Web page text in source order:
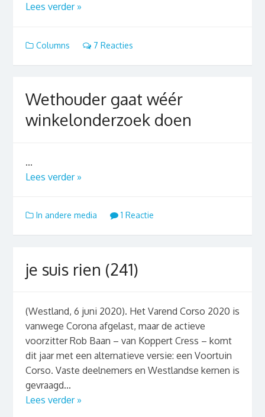
Lees verder »
Columns 7 Reacties
Wethouder gaat wéér
winkelonderzoek doen
...
Lees verder »
In andere media 1 Reactie
je suis rien (241)
(Westland, 6 juni 2020). Het Varend Corso 2020 is
vanwege Corona afgelast, maar de actieve
voorzitter Rob Baan – van Koppert Cress – komt
dit jaar met een alternatieve versie: een Voortuin
Corso. Vaste deelnemers en Westlandse kernen is
gevraagd...
Lees verder »